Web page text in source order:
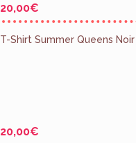
20,00€
T-Shirt Summer Queens Noir
20,00€